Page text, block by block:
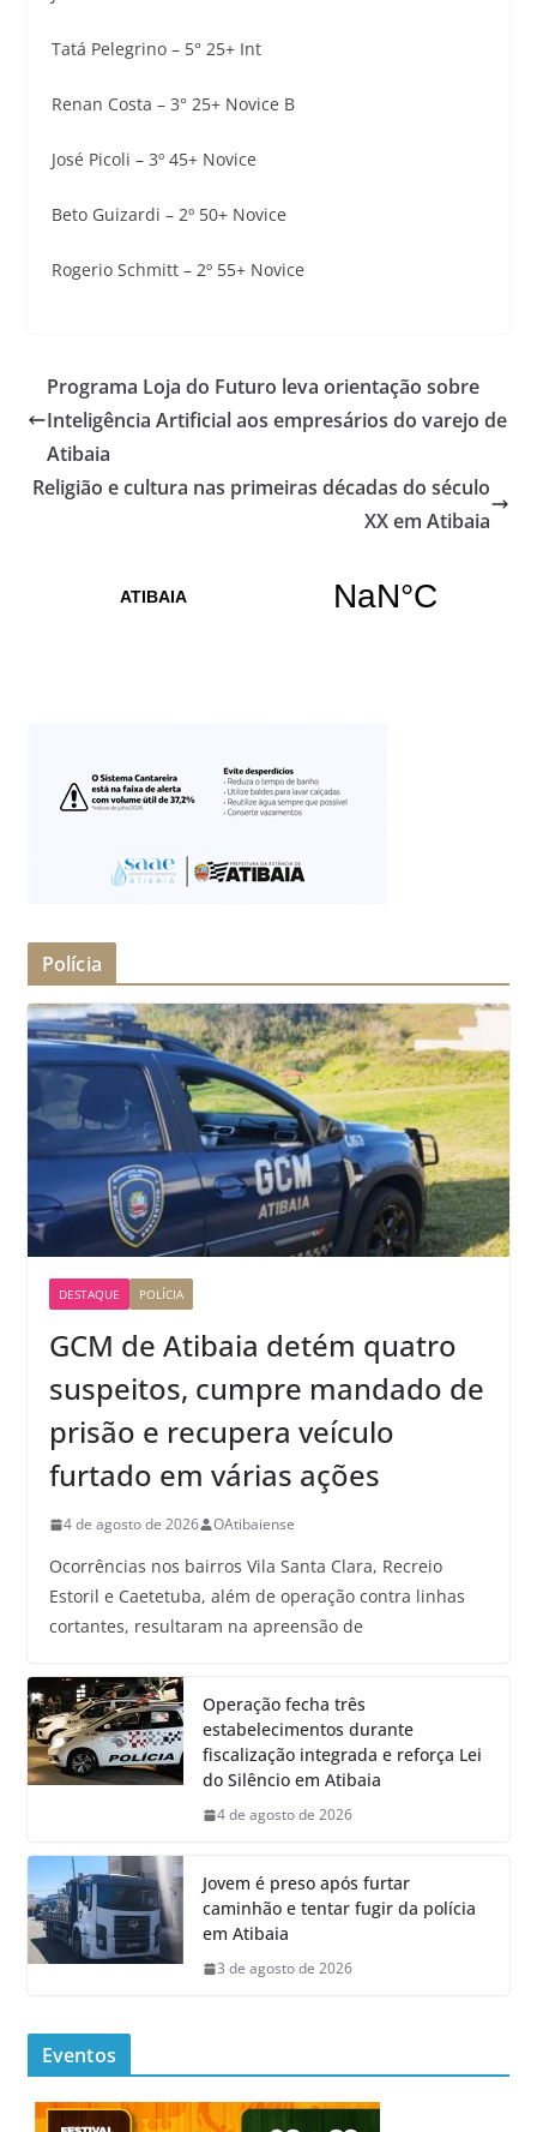
Tatá Pelegrino – 5° 25+ Int
Renan Costa – 3° 25+ Novice B
José Picoli – 3º 45+ Novice
Beto Guizardi – 2º 50+ Novice
Rogerio Schmitt – 2º 55+ Novice
Programa Loja do Futuro leva orientação sobre
Inteligência Artificial aos empresários do varejo de
Atibaia
Religião e cultura nas primeiras décadas do século
XX em Atibaia
Polícia
DESTAQUE POLÍCIA
GCM de Atibaia detém quatro
suspeitos, cumpre mandado de
prisão e recupera veículo
furtado em várias ações
4 de agosto de 2026 OAtibaiense
Ocorrências nos bairros Vila Santa Clara, Recreio
Estoril e Caetetuba, além de operação contra linhas
cortantes, resultaram na apreensão de
Operação fecha três
estabelecimentos durante
fiscalização integrada e reforça Lei
do Silêncio em Atibaia
4 de agosto de 2026
Jovem é preso após furtar
caminhão e tentar fugir da polícia
em Atibaia
3 de agosto de 2026
Eventos